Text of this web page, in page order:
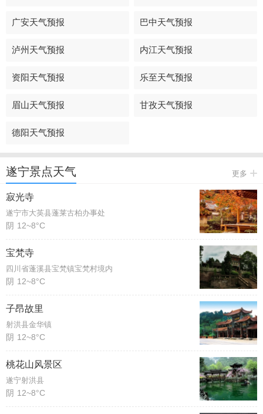
广安天气预报 巴中天气预报
泸州天气预报 内江天气预报
资阳天气预报 乐至天气预报
眉山天气预报 甘孜天气预报
德阳天气预报
遂宁景点天气 更多
寂光寺
遂宁市大英县蓬莱古柏办事处
阴 12~8°C
宝梵寺
四川省蓬溪县宝梵镇宝梵村境内
阴 12~8°C
子昂故里
射洪县金华镇
阴 12~8°C
桃花山风景区
遂宁射洪县
阴 12~8°C